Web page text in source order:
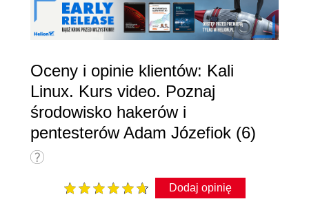
Oceny i opinie klientów: Kali
Linux. Kurs video. Poznaj
środowisko hakerów i
pentesterów Adam Józefiok (6)
Dodaj opinię